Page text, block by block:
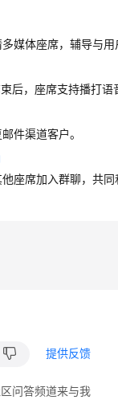
媒体座席，辅导与用
后，座席支持播打语
件渠道客户。
座席加入群聊，共同
提供反馈
问答频道来与我